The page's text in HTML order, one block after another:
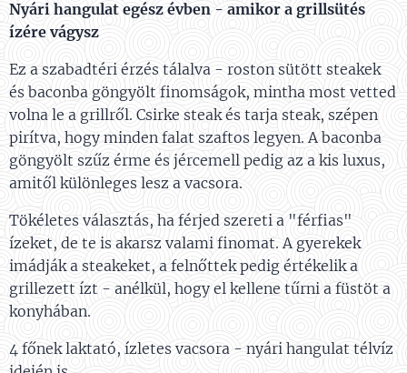
Nyári hangulat egész évben - amikor a grillsütés
ízére vágysz
Ez a szabadtéri érzés tálalva - roston sütött steakek
és baconba göngyölt finomságok, mintha most vetted
volna le a grillről. Csirke steak és tarja steak, szépen
pirítva, hogy minden falat szaftos legyen. A baconba
göngyölt szűz érme és jércemell pedig az a kis luxus,
amitől különleges lesz a vacsora.
Tökéletes választás, ha férjed szereti a "férfias"
ízeket, de te is akarsz valami finomat. A gyerekek
imádják a steakeket, a felnőttek pedig értékelik a
grillezett ízt - anélkül, hogy el kellene tűrni a füstöt a
konyhában.
4 főnek laktató, ízletes vacsora - nyári hangulat télvíz